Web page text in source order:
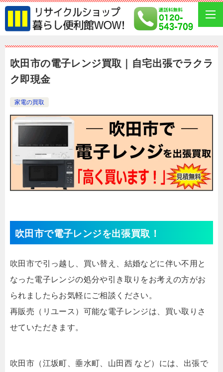
吹田市の電子レンジ買取｜自宅出張でラクラ
ク即現金
家電の買取
吹田市で電子レンジを出張買取！
吹田市で引っ越し、買い替え、結婚などに伴い不用と
なった電子レンジの処分や引き取りをお考えの方がお
られましたらお気軽にご相談ください。
再販売（リユース）可能な電子レンジは、買い取りさ
せていただきます。
吹田市（江坂町、垂水町、山田西 など）には、出張で